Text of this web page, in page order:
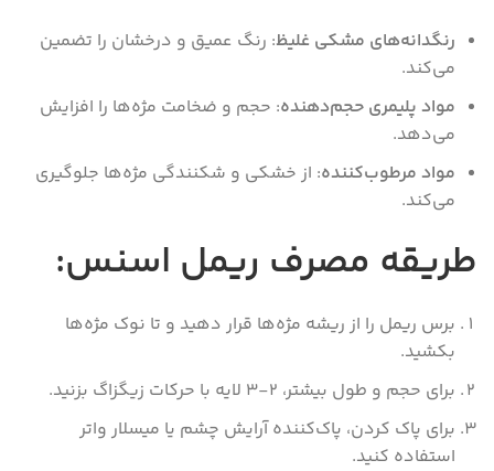
رنگدانه‌های مشکی غلیظ: رنگ عمیق و درخشان را تضمین
می‌کند.
مواد پلیمری حجم‌دهنده: حجم و ضخامت مژه‌ها را افزایش
می‌دهد.
مواد مرطوب‌کننده: از خشکی و شکنندگی مژه‌ها جلوگیری
می‌کند.
طریقه مصرف ریمل اسنس:
برس ریمل را از ریشه مژه‌ها قرار دهید و تا نوک مژه‌ها
بکشید.
برای حجم و طول بیشتر، ۲-۳ لایه با حرکات زیگزاگ بزنید.
برای پاک کردن، پاک‌کننده آرایش چشم یا میسلار واتر
استفاده کنید.